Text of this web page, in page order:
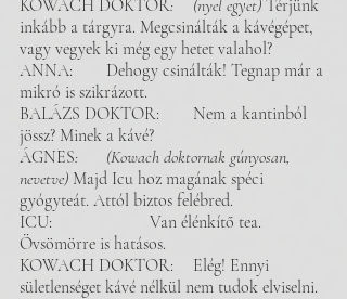
KOWACH DOKTOR
: 	(nyel egyet) Térjünk
inkább a tárgyra. Megcsinálták a kávégépet,
vagy vegyek ki még egy hetet valahol?
ANNA: 	Dehogy csinálták! Tegnap már a
mikró is szikrázott.
BALÁZS DOKTOR:	Nem a kantinból
jössz? Minek a kávé?
ÁGNES: 	(Kowach doktornak gúnyosan,
nevetve) Majd Icu hoz magának spéci
gyógyteát. Attól biztos felébred.
ICU: 			Van élénkítő tea.
Övsömörre is hatásos.
KOWACH DOKTOR: 	Elég! Ennyi
sületlenséget kávé nélkül nem tudok elviselni.